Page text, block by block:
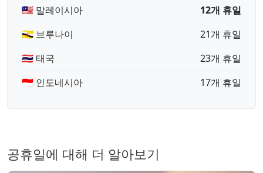
🇲🇾 말레이시아
12개 휴일
🇧🇳 브루나이
21개 휴일
🇹🇭 태국
23개 휴일
🇮🇩 인도네시아
17개 휴일
공휴일에 대해 더 알아보기